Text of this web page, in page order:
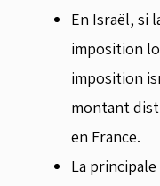
En Israël, si
imposition
imposition
montant
en France.
La